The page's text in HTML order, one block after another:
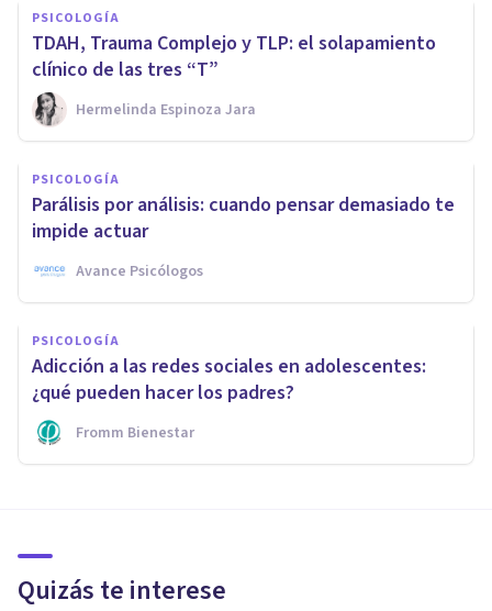
PSICOLOGÍA
TDAH, Trauma Complejo y TLP: el solapamiento
clínico de las tres “T”
Hermelinda Espinoza Jara
PSICOLOGÍA
Parálisis por análisis: cuando pensar demasiado te
impide actuar
Avance Psicólogos
PSICOLOGÍA
Adicción a las redes sociales en adolescentes:
¿qué pueden hacer los padres?
Fromm Bienestar
Quizás te interese